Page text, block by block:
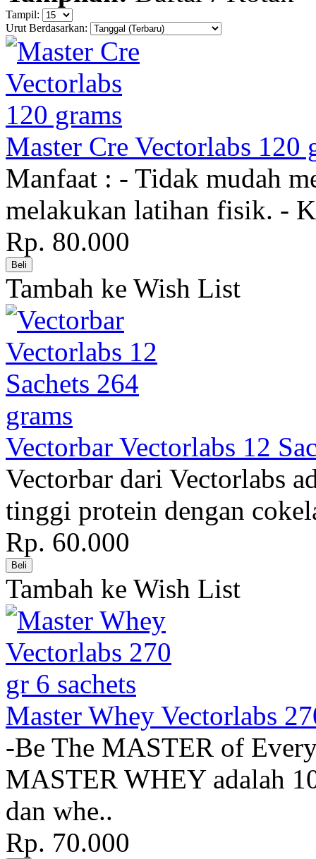
Tampil:
Urut Berdasarkan:
Master Cre Vectorlabs 120
Manfaat : - Tidak mudah
melakukan latihan fisik. -
Rp. 80.000
Tambah ke Wish List
Vectorbar Vectorlabs 12
Vectorbar dari Vectorlabs
tinggi protein dengan
Rp. 60.000
Tambah ke Wish List
Master Whey Vectorlabs
-Be The MASTER of
MASTER WHEY adalah
dan whe..
Rp. 70.000